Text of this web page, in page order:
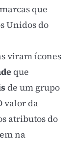
que
Unidos do
viram ícones
que
de um grupo
valor da
atributos do
na